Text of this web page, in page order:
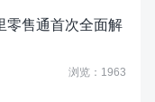
零售通首次全面解
浏览：1963